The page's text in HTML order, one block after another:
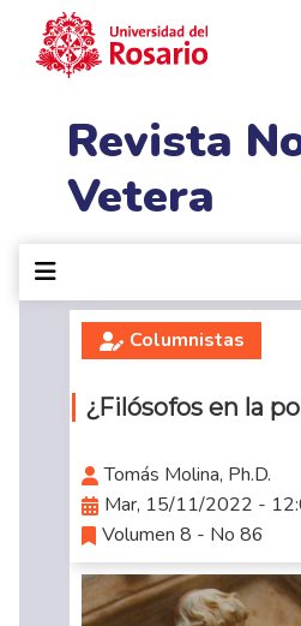
Revista
Vetera
Columnistas
¿Filósofos en la
Tomás Molina, Ph.D.
Mar, 15/11/2022 -
Volumen 8 - No 86